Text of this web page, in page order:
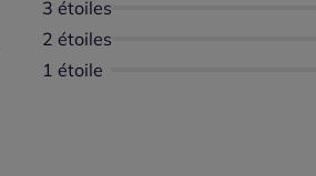
3 étoiles
2 étoiles
1 étoile